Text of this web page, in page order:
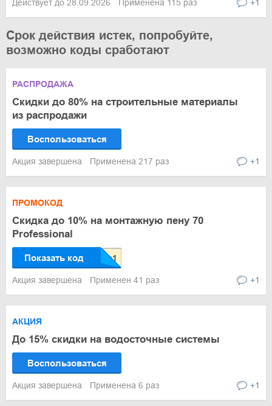
Действует до 28.09.2026 Применена 115 раз +1
Срок действия истек, попробуйте,
возможно коды сработают
РАСПРОДАЖА
Скидки до 80% на строительные материалы
из распродажи
Воспользоваться
Акция завершена Применена 217 раз +1
ПРОМОКОД
Скидка до 10% на монтажную пену 70
Professional
Показать код
Акция завершена Применен 41 раз +1
АКЦИЯ
До 15% скидки на водосточные системы
Воспользоваться
Акция завершена Применена 6 раз +1